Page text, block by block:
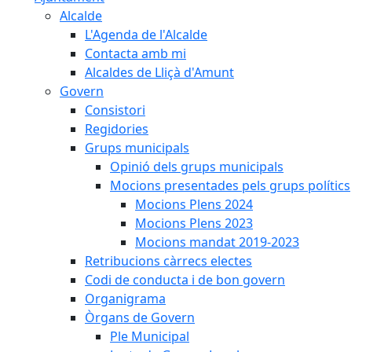
Alcalde
L'Agenda de l'Alcalde
Contacta amb mi
Alcaldes de Lliçà d'Amunt
Govern
Consistori
Regidories
Grups municipals
Opinió dels grups municipals
Mocions presentades pels grups polítics
Mocions Plens 2024
Mocions Plens 2023
Mocions mandat 2019-2023
Retribucions càrrecs electes
Codi de conducta i de bon govern
Organigrama
Òrgans de Govern
Ple Municipal